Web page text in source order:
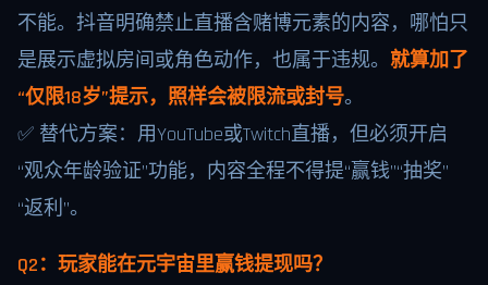
不能。抖音明确禁止直播含赌博元素的内容，哪怕只
是展示虚拟房间或角色动作，也属于违规。 就算加了
“仅限18岁”提示，照样会被限流或封号。
✅ 替代方案：用YouTube或Twitch直播，但必须开启
“观众年龄验证”功能，内容全程不得提“赢钱”“抽奖”
“返利”。
Q2：玩家能在元宇宙里赢钱提现吗？